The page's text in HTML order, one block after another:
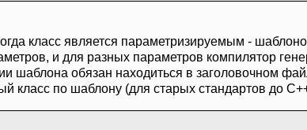
класс является параметризируемым -
и для разных параметров компилятор
шаблона обязан находиться в заголовочном
класс по шаблону (для старых стандартов до